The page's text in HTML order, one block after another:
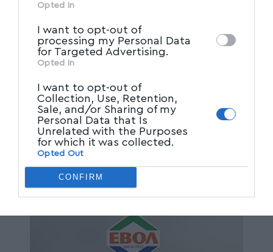
other third parties.
Opted In
I want to opt-out of
processing my Personal Data
for Targeted Advertising.
Opted In
I want to opt-out of
Collection, Use, Retention,
Sale, and/or Sharing of my
Personal Data that Is
Unrelated with the Purposes
for which it was collected.
Opted Out
CONFIRM